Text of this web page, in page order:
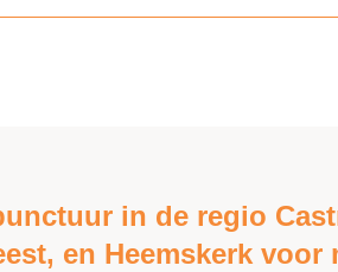
in de regio
en Heemskerk voor